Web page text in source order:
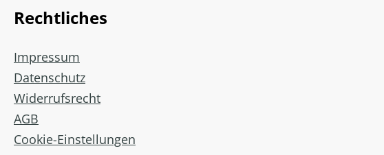
Rechtliches
Impressum
Datenschutz
Widerrufsrecht
AGB
Cookie-Einstellungen